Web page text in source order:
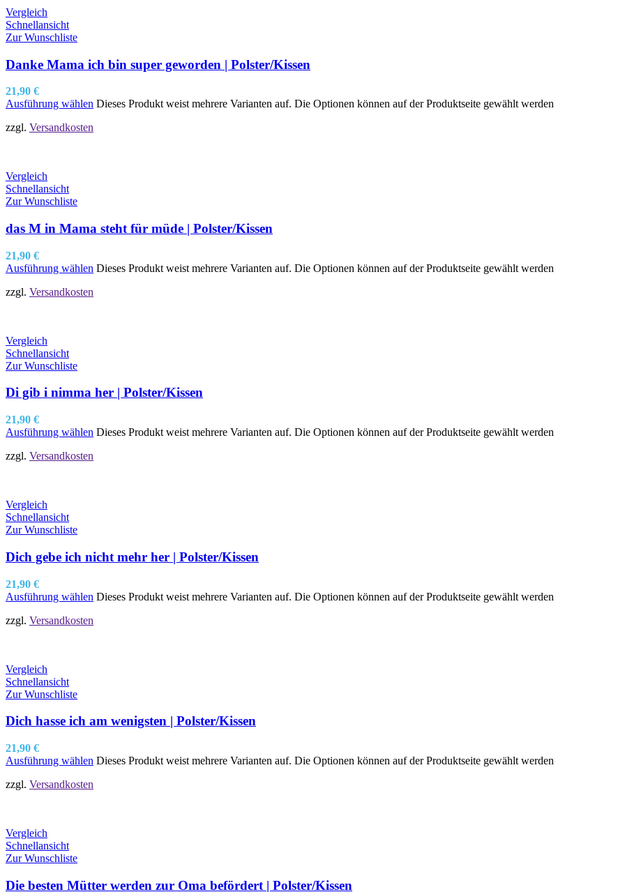
Vergleich
Schnellansicht
Zur Wunschliste
Danke Mama ich bin super geworden | Polster/Kissen
21,90 €
Ausführung wählen Dieses Produkt weist mehrere Varianten auf. Die Optionen können auf der Produktseite gewählt werden
zzgl. Versandkosten
Vergleich
Schnellansicht
Zur Wunschliste
das M in Mama steht für müde | Polster/Kissen
21,90 €
Ausführung wählen Dieses Produkt weist mehrere Varianten auf. Die Optionen können auf der Produktseite gewählt werden
zzgl. Versandkosten
Vergleich
Schnellansicht
Zur Wunschliste
Di gib i nimma her | Polster/Kissen
21,90 €
Ausführung wählen Dieses Produkt weist mehrere Varianten auf. Die Optionen können auf der Produktseite gewählt werden
zzgl. Versandkosten
Vergleich
Schnellansicht
Zur Wunschliste
Dich gebe ich nicht mehr her | Polster/Kissen
21,90 €
Ausführung wählen Dieses Produkt weist mehrere Varianten auf. Die Optionen können auf der Produktseite gewählt werden
zzgl. Versandkosten
Vergleich
Schnellansicht
Zur Wunschliste
Dich hasse ich am wenigsten | Polster/Kissen
21,90 €
Ausführung wählen Dieses Produkt weist mehrere Varianten auf. Die Optionen können auf der Produktseite gewählt werden
zzgl. Versandkosten
Vergleich
Schnellansicht
Zur Wunschliste
Die besten Mütter werden zur Oma befördert | Polster/Kissen